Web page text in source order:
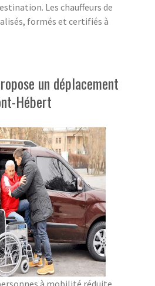
Les chauffeurs de
formés et certifiés à
un déplacement
Hébert